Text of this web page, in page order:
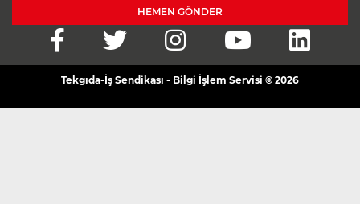
HEMEN GÖNDER
Tekgıda-İş Sendikası - Bilgi İşlem Servisi © 2026